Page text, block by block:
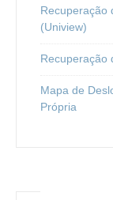
Recuperação
(Uniview)
Recuperação
Mapa de
Própria